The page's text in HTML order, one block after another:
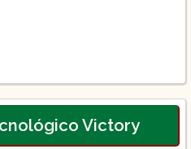
Victory